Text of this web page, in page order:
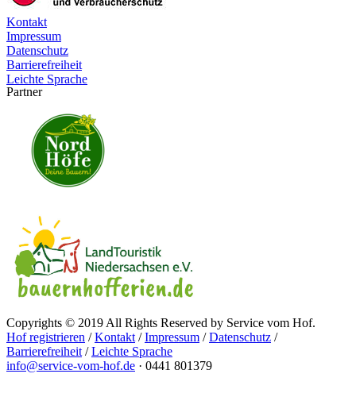
Kontakt
Impressum
Datenschutz
Barrierefreiheit
Leichte Sprache
Partner
Copyrights © 2019 All Rights Reserved by Service vom Hof.
Hof registrieren /Kontakt /Impressum /Datenschutz /
Barrierefreiheit /Leichte Sprache
info@service-vom-hof.de · 0441 801379